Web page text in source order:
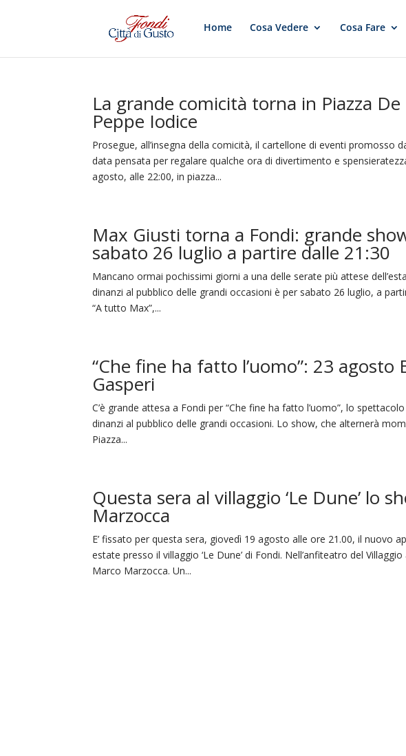
Home Cosa Vedere Cosa Fare
La grande comicità torna in Piazza
Peppe Iodice
Prosegue, all’insegna della comicità, il cartellone di eventi promosso
data pensata per regalare qualche ora di divertimento e
agosto, alle 22:00, in piazza...
Max Giusti torna a Fondi: grande
sabato 26 luglio a partire dalle 21:30
Mancano ormai pochissimi giorni a una delle serate più attese
dinanzi al pubblico delle grandi occasioni è per sabato 26 luglio, a
“A tutto Max”,...
“Che fine ha fatto l’uomo”: 23 agosto
Gasperi
C’è grande attesa a Fondi per “Che fine ha fatto l’uomo”, lo
dinanzi al pubblico delle grandi occasioni. Lo show, che alternerà
Piazza...
Questa sera al villaggio ‘Le Dune’ lo
Marzocca
E’ fissato per questa sera, giovedì 19 agosto alle ore 21.00, il nuovo
estate presso il villaggio ‘Le Dune’ di Fondi. Nell’anfiteatro del
Marco Marzocca. Un...